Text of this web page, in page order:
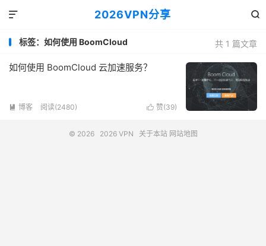
2026VPN分享 

共 1 篇文章
标签：如何使用 BoomCloud
如何使用 BoomCloud 云加速服务？
 赞(39)
 博客 阅读(2480)
© 2026 2026 VPN 关于本站 网站地图